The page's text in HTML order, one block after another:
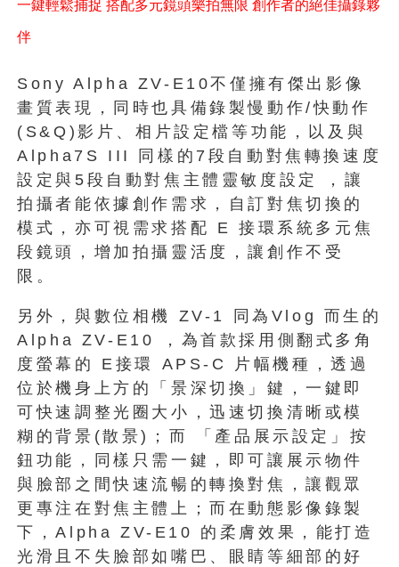
一鍵輕鬆捕捉 搭配多元鏡頭樂拍無限 創作者的絕佳攝錄夥
伴
Sony Alpha ZV-E10不僅擁有傑出影像
畫質表現，同時也具備錄製慢動作/快動作
(S&Q)影片、相片設定檔等功能，以及與
Alpha7S III 同樣的7段自動對焦轉換速度
設定與5段自動對焦主體靈敏度設定 ，讓
拍攝者能依據創作需求，自訂對焦切換的
模式，亦可視需求搭配 E 接環系統多元焦
段鏡頭，增加拍攝靈活度，讓創作不受
限。
另外，與數位相機 ZV-1 同為Vlog 而生的
Alpha ZV-E10 ，為首款採用側翻式多角
度螢幕的 E接環 APS-C 片幅機種，透過
位於機身上方的「景深切換」鍵，一鍵即
可快速調整光圈大小，迅速切換清晰或模
糊的背景(散景)；而 「產品展示設定」按
鈕功能，同樣只需一鍵，即可讓展示物件
與臉部之間快速流暢的轉換對焦，讓觀眾
更專注在對焦主體上；而在動態影像錄製
下，Alpha ZV-E10 的柔膚效果，能打造
光滑且不失臉部如嘴巴、眼睛等細部的好